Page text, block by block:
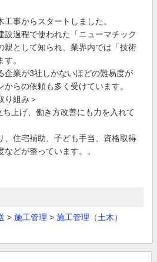
事からスタートしました。
設過程で使われた「ニューマチック
親として知られ、業界内では「技術
。
企業が3社しかないほどの難易度が
らの依頼も多く受けています。
り組み＞
上げ、働き方改善にも力を入れて
、住宅補助、子ども手当、資格取得
どが整っています。。
> 施工管理 > 施工管理（土木）